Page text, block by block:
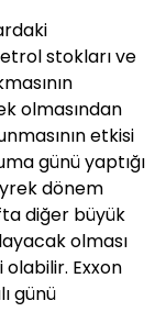
stokları ve
olmasından
etkisi
günü yaptığı
dönem
diğer büyük
olması
olabilir. Exxon
günü